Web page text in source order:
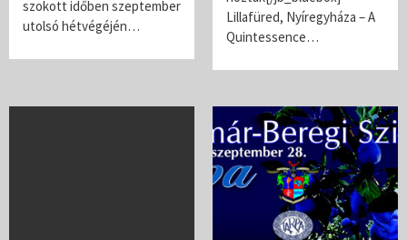
szokott időben szeptember
utolsó hétvégéjén…
Lillafüred, Nyíregyháza – A
Quintessence…